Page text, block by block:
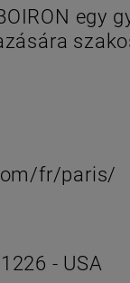
egy
fr/paris/
- USA